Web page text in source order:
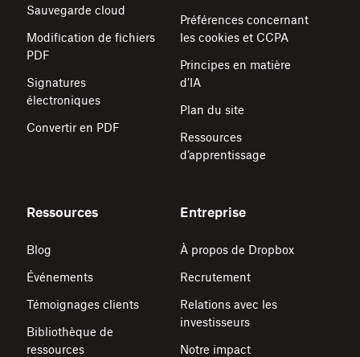
Sauvegarde cloud
Modification de fichiers
PDF
Signatures
électroniques
Convertir en PDF
Préférences concernant
les cookies et CCPA
Principes en matière
d’IA
Plan du site
Ressources
d’apprentissage
Ressources
Blog
Événements
Témoignages clients
Bibliothèque de
ressources
Entreprise
À propos de Dropbox
Recrutement
Relations avec les
investisseurs
Notre impact